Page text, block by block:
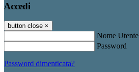
Accedi
button close ×
Nome Utente
Password
Password dimenticata?